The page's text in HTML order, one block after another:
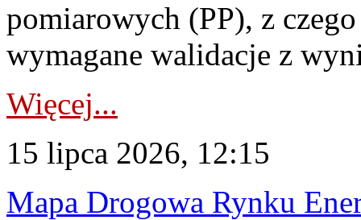
pomiarowych (PP), z
wymagane walidacje z
Więcej...
15 lipca 2026, 12:15
Mapa Drogowa Rynku